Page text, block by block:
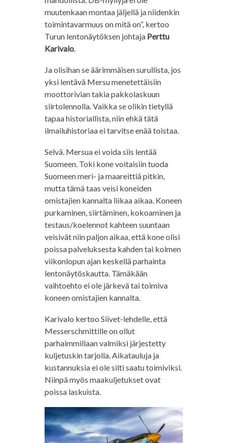
muutenkaan montaa jäljellä ja niidenkin
toimintavarmuus on mitä on”, kertoo
Turun lentonäytöksen johtaja Perttu
Karivalo.
Ja olisihan se äärimmäisen surullista, jos
yksi lentävä Mersu menetettäisiin
moottorivian takia pakkolaskuun
siirtolennolla. Vaikka se olikin tietyllä
tapaa historiallista, niin ehkä tätä
ilmailuhistoriaa ei tarvitse enää toistaa.
Selvä. Mersua ei voida siis lentää
Suomeen. Toki kone voitaisiin tuoda
Suomeen meri- ja maareittiä pitkin,
mutta tämä taas veisi koneiden
omistajien kannalta liikaa aikaa. Koneen
purkaminen, siirtäminen, kokoaminen ja
testaus/koelennot kahteen suuntaan
veisivät niin paljon aikaa, että kone olisi
poissa palveluksesta kahden tai kolmen
viikonlopun ajan keskellä parhainta
lentonäytöskautta. Tämäkään
vaihtoehto ei ole järkevä tai toimiva
koneen omistajien kannalta.
Karivalo kertoo Siivet-lehdelle, että
Messerschmittille on ollut
parhaimmillaan valmiksi järjestetty
kuljetuskin tarjolla. Aikatauluja ja
kustannuksia ei ole silti saatu toimiviksi.
Niinpä myös maakuljetukset ovat
poissa laskuista.